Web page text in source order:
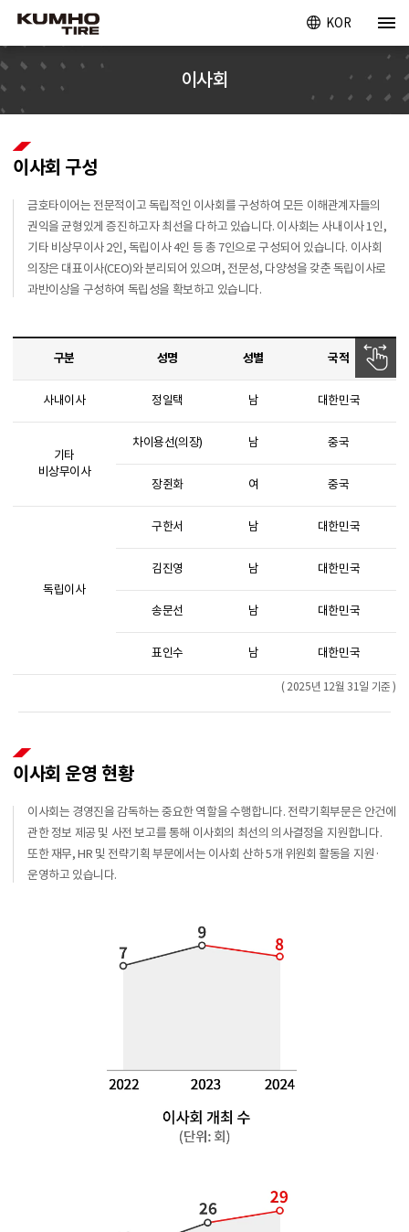
KOR
이사회
이사회 구성
금호타이어는 전문적이고 독립적인 이사회를 구성하여 모든 이해관계자들의
권익을 균형있게 증진하고자최선을 다하고 있습니다. 이사회는 사내이사 1인,
기타 비상무이사 2인, 독립이사 4인 등 총 7인으로 구성되어 있습니다. 이사회
의장은 대표이사(CEO)와 분리되어 있으며, 전문성, 다양성을 갖춘 독립이사로
과반이상을 구성하여 독립성을 확보하고 있습니다.
구분 성명 성별 국적
사내이사 정일택 남 대한민국
기타
비상무이사
차이용선(의장) 남 중국
장쥔화 여 중국
독립이사
구한서 남 대한민국
김진영 남 대한민국
송문선 남 대한민국
표인수 남 대한민국
( 2025년 12월 31일 기준 )
이사회 운영 현황
이사회는 경영진을 감독하는 중요한 역할을 수행합니다. 전략기획부문은 안건에
관한 정보 제공 및 사전 보고를 통해 이사회의 최선의 의사결정을 지원합니다.
또한 재무, HR 및 전략기획 부문에서는 이사회 산하 5개 위원회 활동을 지원·
운영하고 있습니다.